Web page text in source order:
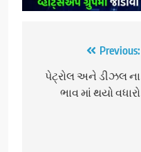
navigation
Previous:
પેટ્રોલ અને ડીઝલ ના
ભાવ માં થયો વધારો